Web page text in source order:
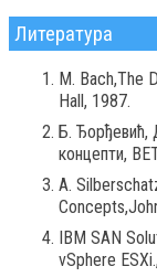
Литература
M. Bach,The
Hall, 1987.
Б. Ђорђевић,
концепти,
A.
IBM SAN
vSphere